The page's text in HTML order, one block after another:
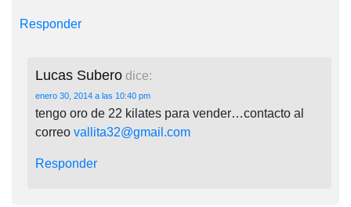
Responder
Lucas Subero dice:
enero 30, 2014 a las 10:40 pm
tengo oro de 22 kilates para vender…contacto al
correo vallita32@gmail.com
Responder